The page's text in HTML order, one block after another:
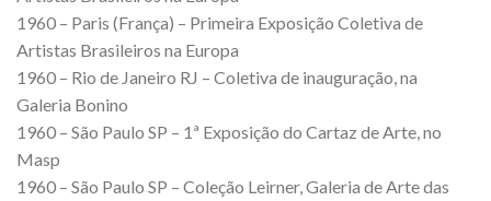
1960 – Paris (França) – Primeira Exposição Coletiva de
Artistas Brasileiros na Europa
1960 – Rio de Janeiro RJ – Coletiva de inauguração, na
Galeria Bonino
1960 – São Paulo SP – 1ª Exposição do Cartaz de Arte, no
Masp
1960 – São Paulo SP – Coleção Leirner, Galeria de Arte das